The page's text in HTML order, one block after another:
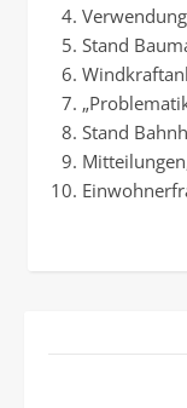
Stand
Stand